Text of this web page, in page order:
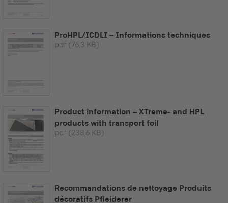
ProHPL/ICDLI – Informations techniques
pdf (76,3 KB)
Product information – XTreme- and HPL
products with transport foil
pdf (238,6 KB)
Recommandations de nettoyage Produits
décoratifs Pfleiderer